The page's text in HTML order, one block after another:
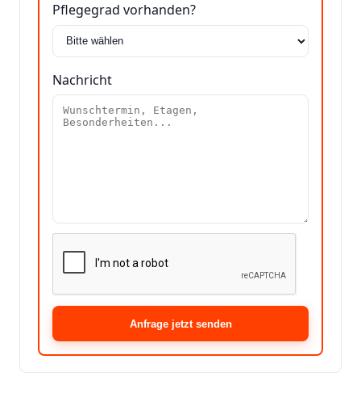
Pflegegrad vorhanden?
Nachricht
Anfrage jetzt senden